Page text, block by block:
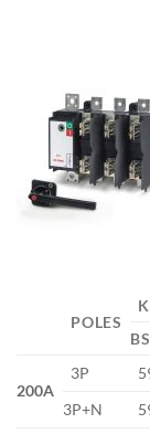
POLES
BS
200A
3P
3P+N